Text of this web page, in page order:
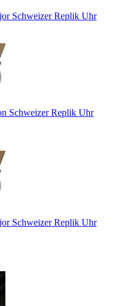
Schweizer Replik Uhr
Schweizer Replik Uhr
Schweizer Replik Uhr